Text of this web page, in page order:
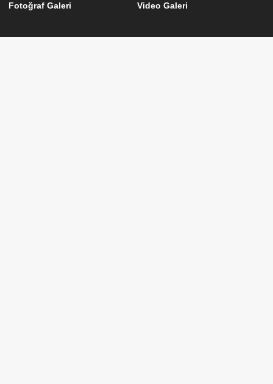
Fotoğraf Galeri Video Galeri